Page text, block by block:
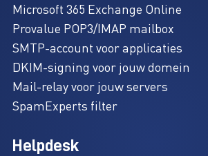
Microsoft 365 Exchange Online
Provalue POP3/IMAP mailbox
SMTP-account voor applicaties
DKIM-signing voor jouw domein
Mail-relay voor jouw servers
SpamExperts filter
Helpdesk